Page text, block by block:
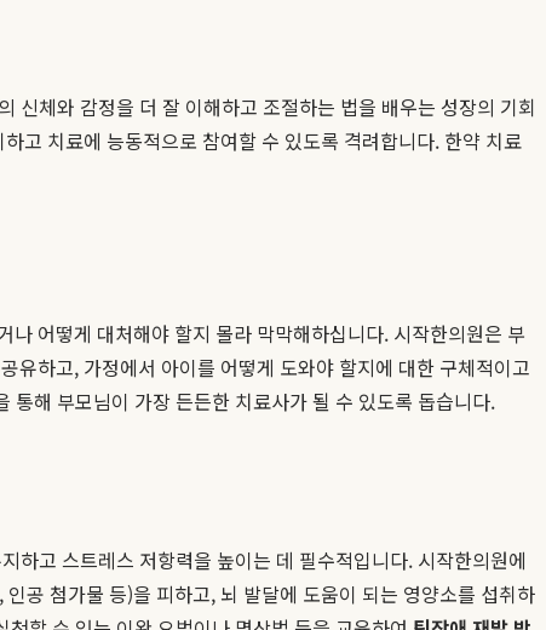
신체와 감정을 더 잘 이해하고 조절하는 법을 배우는 성장의 기회
고 치료에 능동적으로 참여할 수 있도록 격려합니다. 한약 치료
어떻게 대처해야 할지 몰라 막막해하십니다. 시작한의원은 부
유하고, 가정에서 아이를 어떻게 도와야 할지에 대한 구체적이고
해 부모님이 가장 든든한 치료사가 될 수 있도록 돕습니다.
하고 스트레스 저항력을 높이는 데 필수적입니다. 시작한의원에
공 첨가물 등)을 피하고, 뇌 발달에 도움이 되는 영양소를 섭취하